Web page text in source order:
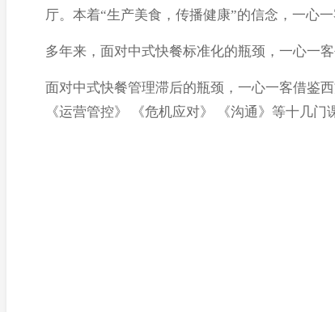
厅。本着“生产美食，传播健康”的信念，一心
多年来，面对中式快餐标准化的瓶颈，一心一
面对中式快餐管理滞后的瓶颈，一心一客借鉴
《运营管控》 《危机应对》 《沟通》等十几